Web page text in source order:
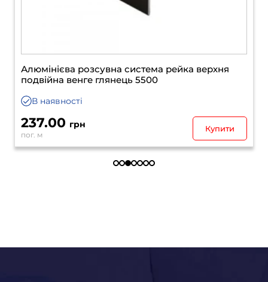
Алюмінієва розсувна система рейка верхня
подвійна венге глянець 5500
В наявності
237.00 грн
пог. м
Купити